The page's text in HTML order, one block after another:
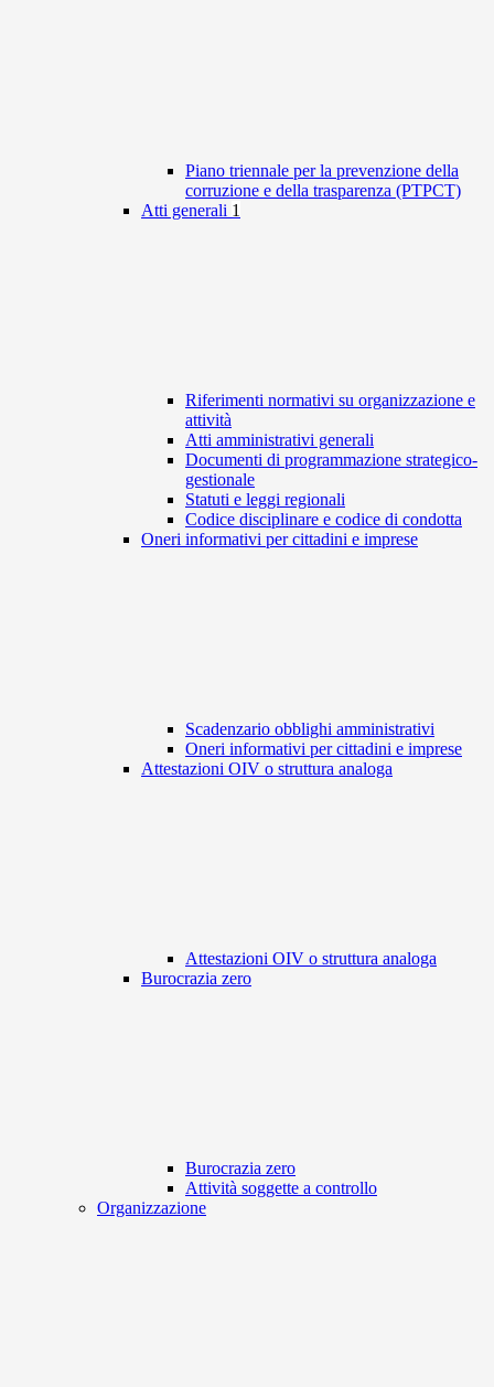
Piano triennale per la prevenzione della
corruzione e della trasparenza (PTPCT)
Atti generali 1
Riferimenti normativi su organizzazione e
attività
Atti amministrativi generali
Documenti di programmazione strategico-
gestionale
Statuti e leggi regionali
Codice disciplinare e codice di condotta
Oneri informativi per cittadini e imprese
Scadenzario obblighi amministrativi
Oneri informativi per cittadini e imprese
Attestazioni OIV o struttura analoga
Attestazioni OIV o struttura analoga
Burocrazia zero
Burocrazia zero
Attività soggette a controllo
Organizzazione